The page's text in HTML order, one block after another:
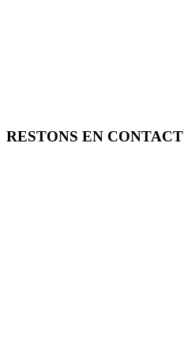
RESTONS EN CONTACT